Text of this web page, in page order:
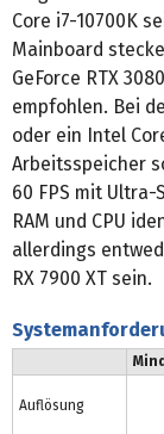
Core i7-10700K
Mainboard
GeForce RTX
empfohlen. Bei
oder ein Intel
Arbeitsspeicher
60 FPS mit
RAM und CPU
allerdings
RX 7900 XT sein.
Auflösung